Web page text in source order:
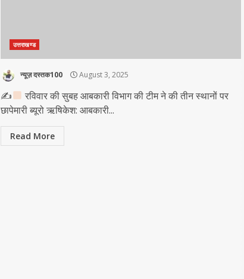
उत्तराखण्ड
न्यूज़ दस्तक100 August 3, 2025
✍
रविवार की सुबह आबकारी विभाग की टीम ने की तीन स्थानों पर
छापेमारी ब्यूरो ऋषिकेश: आबकारी...
Read More